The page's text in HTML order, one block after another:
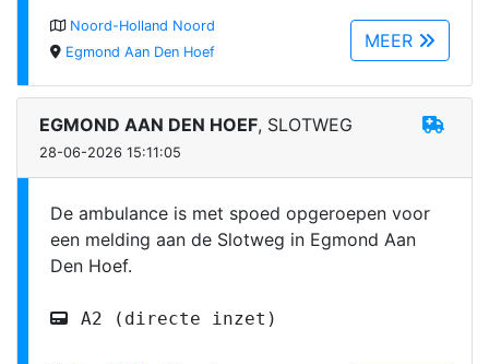
MEER
Noord-Holland Noord
Egmond Aan Den Hoef
EGMOND AAN DEN HOEF, SLOTWEG
28-06-2026 15:11:05
De ambulance is met spoed opgeroepen voor
een melding aan de Slotweg in Egmond Aan
Den Hoef.
A2 (directe inzet)